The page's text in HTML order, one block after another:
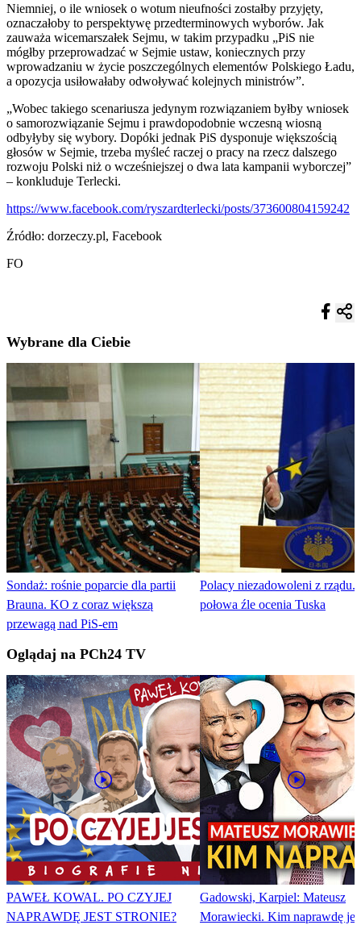
Niemniej, o ile wniosek o wotum nieufności zostałby przyjęty,
oznaczałoby to perspektywę przedterminowych wyborów. Jak
zauważa wicemarszałek Sejmu, w takim przypadku „PiS nie
mógłby przeprowadzać w Sejmie ustaw, koniecznych przy
wprowadzaniu w życie poszczególnych elementów Polskiego Ładu,
a opozycja usiłowałaby odwoływać kolejnych ministrów”.
„Wobec takiego scenariusza jedynym rozwiązaniem byłby wniosek
o samorozwiązanie Sejmu i prawdopodobnie wczesną wiosną
odbyłyby się wybory. Dopóki jednak PiS dysponuje większością
głosów w Sejmie, trzeba myśleć raczej o pracy na rzecz dalszego
rozwoju Polski niż o wcześniejszej o dwa lata kampanii wyborczej”
– konkluduje Terlecki.
https://www.facebook.com/ryszardterlecki/posts/373600804159242
Źródło: dorzeczy.pl, Facebook
FO
Wybrane dla Ciebie
Sondaż: rośnie poparcie dla partii
Brauna. KO z coraz większą
przewagą nad PiS-em
Polacy niezadowoleni z rządu.
połowa źle ocenia Tuska
Oglądaj na PCh24 TV
PAWEŁ KOWAL. PO CZYJEJ
NAPRAWDĘ JEST STRONIE?
Gadowski, Karpiel: Mateusz
Morawiecki. Kim naprawdę